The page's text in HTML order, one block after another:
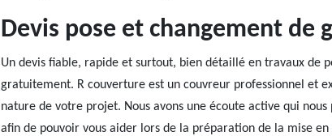
Devis pose et changement de
Un devis fiable, rapide et surtout, bien détaillé en travaux de
gratuitement. R couverture est un couvreur professionnel et
nature de votre projet. Nous avons une écoute active qui
afin de pouvoir vous aider lors de la préparation de la mise